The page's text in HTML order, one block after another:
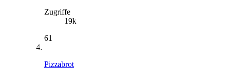
Zugriffe
19k
61
Pizzabrot